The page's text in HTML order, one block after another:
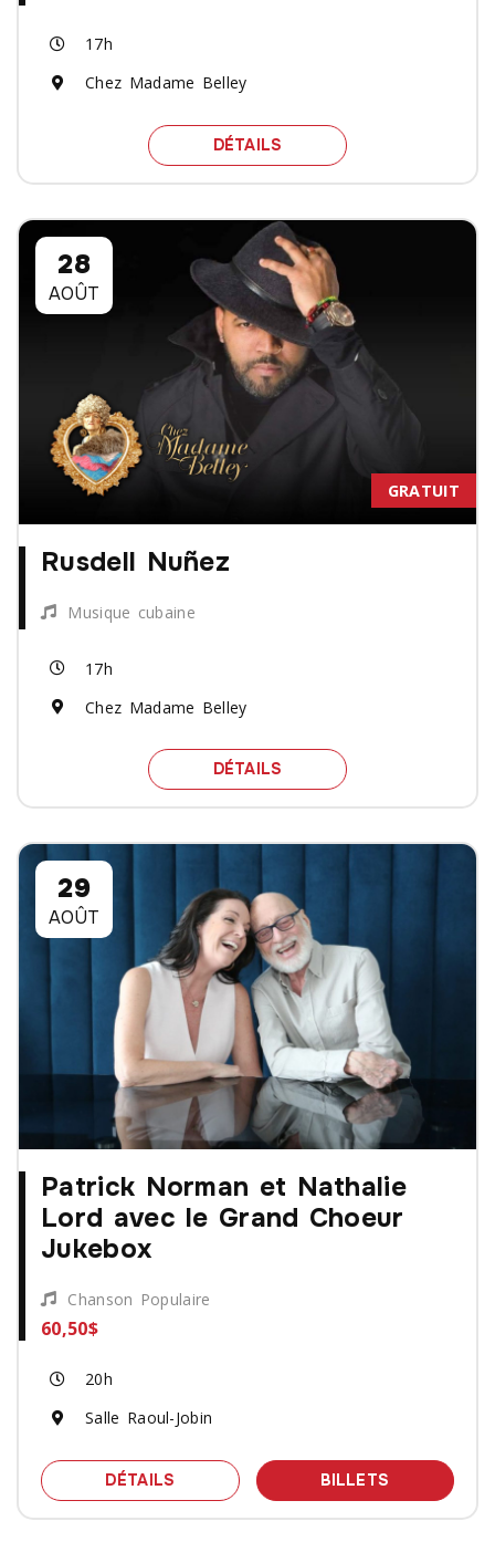
17h
Chez Madame Belley
DÉTAILS SPECTACLE OLIVIER
28
AOÛT
GRATUIT
Rusdell Nuñez
Musique cubaine
17h
Chez Madame Belley
DÉTAILS SPECTACLE RUSDELL
29
AOÛT
Patrick Norman et Nathalie
Lord avec le Grand Choeur
Jukebox
Chanson Populaire
60,50$
20h
Salle Raoul-Jobin
DÉTAILS SPECTACLE PATRICK NORMAN ET
BILLETS DES